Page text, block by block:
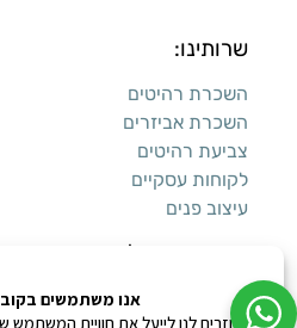
שרותינו:
השכרת רהיטים
השכרת אביזרים
צביעת רהיטים
לקוחות עסקיים
עיצוב פנים
עיצוב דירות למכירה: